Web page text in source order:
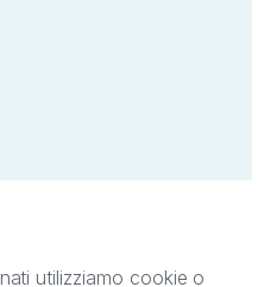
utilizziamo cookie o